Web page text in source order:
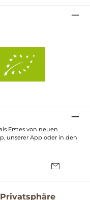
Erstes von neuen
unserer App oder in den